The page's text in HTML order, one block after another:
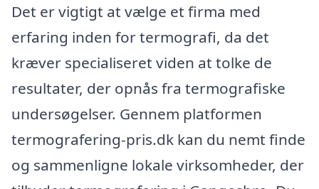
Det er vigtigt at vælge et firma med
erfaring inden for termografi, da det
kræver specialiseret viden at tolke de
resultater, der opnås fra termografiske
undersøgelser. Gennem platformen
termografering-pris.dk kan du nemt finde
og sammenligne lokale virksomheder, der